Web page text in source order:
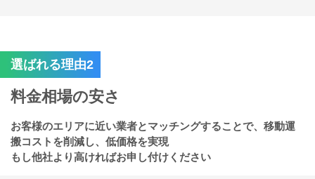
選ばれる理由2
料金相場の安さ
お客様のエリアに近い業者とマッチングすることで、移動運
搬コストを削減し、低価格を実現
もし他社より高ければお申し付けください